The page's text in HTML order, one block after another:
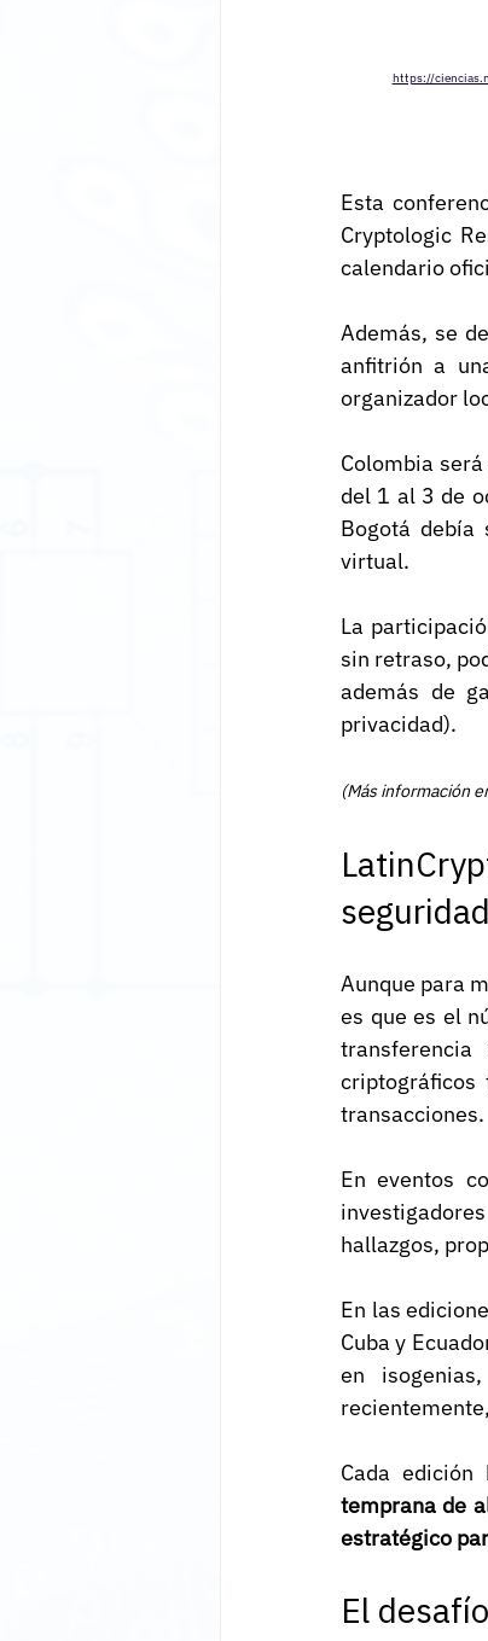
https://
Esta
Cryptologic
calendario
Además, se
anfitrión a
organizador
Colombia
del 1 al 3 de
Bogotá
virtual.
La
sin retraso,
además de
privacidad).
(Más información
Aunque para
es que es el
criptográficos
transacciones.
En eventos
hallazgos,
En las
Cuba y
en
Cada
temprana de
estratégico
El